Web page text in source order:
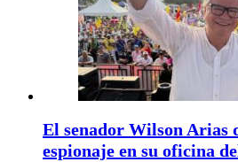
El senador Wilson Arias
espionaje en su oficina